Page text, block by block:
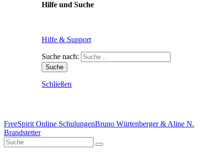
Hilfe und Suche
Hilfe & Support
Suche nach:
Schließen
FreeSpirit Online SchulungenBruno Würtenberger & Aline N.
Brandstetter